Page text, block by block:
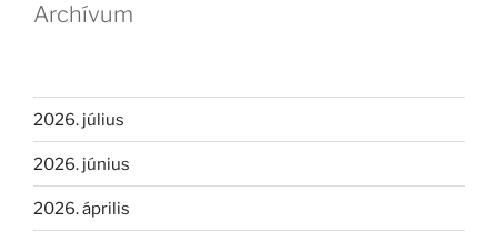
Archívum
2026. július
2026. június
2026. április